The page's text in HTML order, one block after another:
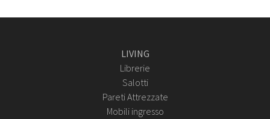
LIVING
Librerie
Salotti
Pareti Attrezzate
Mobili ingresso